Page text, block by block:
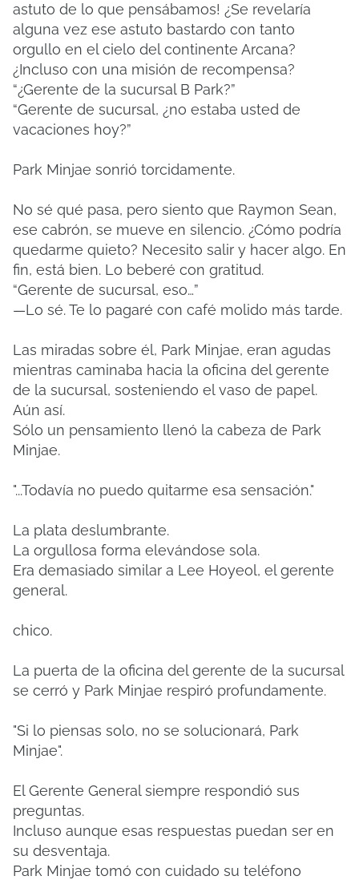
astuto de lo que pensábamos! ¿Se revelaría
alguna vez ese astuto bastardo con tanto
orgullo en el cielo del continente Arcana?
¿Incluso con una misión de recompensa?
“¿Gerente de la sucursal B Park?”
“Gerente de sucursal, ¿no estaba usted de
vacaciones hoy?”
Park Minjae sonrió torcidamente.
No sé qué pasa, pero siento que Raymon Sean,
ese cabrón, se mueve en silencio. ¿Cómo podría
quedarme quieto? Necesito salir y hacer algo. En
fin, está bien. Lo beberé con gratitud.
“Gerente de sucursal, eso…”
—Lo sé. Te lo pagaré con café molido más tarde.
Las miradas sobre él, Park Minjae, eran agudas
mientras caminaba hacia la oficina del gerente
de la sucursal, sosteniendo el vaso de papel.
Aún así.
Sólo un pensamiento llenó la cabeza de Park
Minjae.
"...Todavía no puedo quitarme esa sensación."
La plata deslumbrante.
La orgullosa forma elevándose sola.
Era demasiado similar a Lee Hoyeol, el gerente
general.
chico.
La puerta de la oficina del gerente de la sucursal
se cerró y Park Minjae respiró profundamente.
"Si lo piensas solo, no se solucionará, Park
Minjae".
El Gerente General siempre respondió sus
preguntas.
Incluso aunque esas respuestas puedan ser en
su desventaja.
Park Minjae tomó con cuidado su teléfono